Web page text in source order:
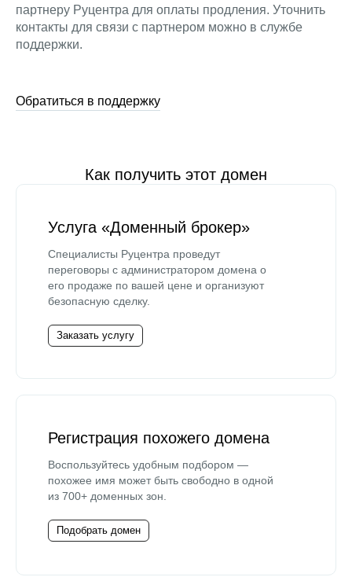
партнеру Руцентра для оплаты продления. Уточнить
контакты для связи с партнером можно в службе
поддержки.
Обратиться в поддержку
Как получить этот домен
Услуга «Доменный брокер»
Специалисты Руцентра проведут
переговоры с администратором домена о
его продаже по вашей цене и организуют
безопасную сделку.
Заказать услугу
Регистрация похожего домена
Воспользуйтесь удобным подбором —
похожее имя может быть свободно в одной
из 700+ доменных зон.
Подобрать домен